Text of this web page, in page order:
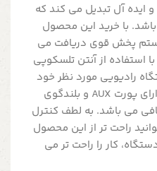
ایده آل تبدیل می کند که
با خرید این محصول
پخش قوی دریافت می
استفاده از آنتن تلسکوپی
رادیویی مورد نظر خود
متصل شوید. این دستگاه دارای پورت AUX و بلندگوی
می باشد. به لطف کنترل
راحت تر از این محصول
کار را راحت تر می